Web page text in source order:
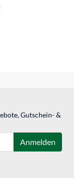
Gutschein- &
Anmelden